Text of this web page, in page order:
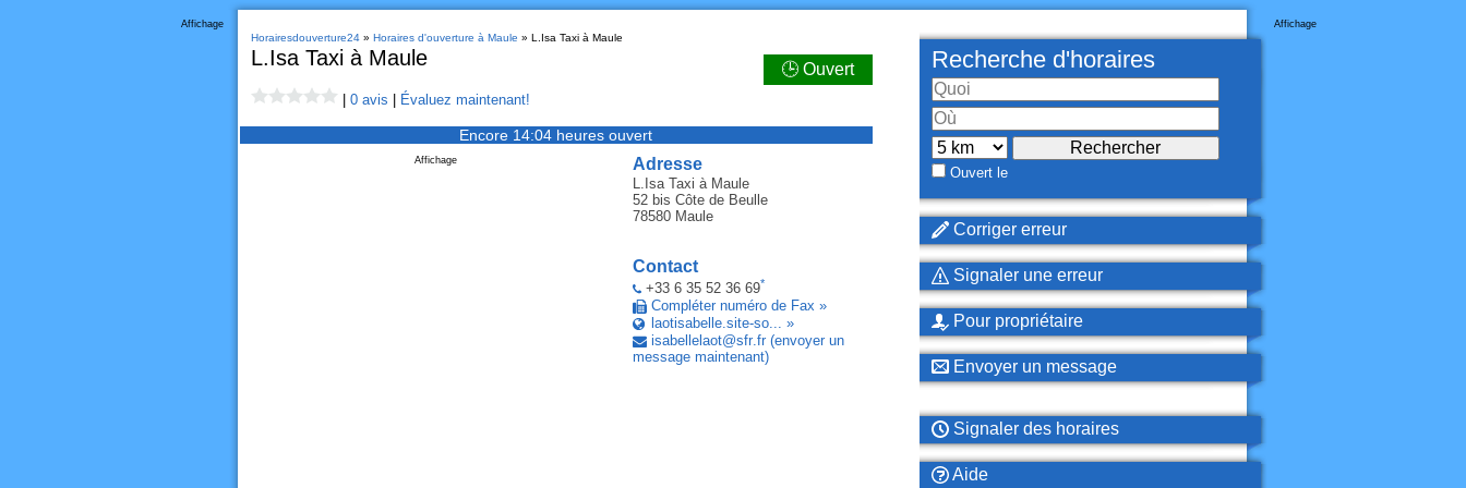
Affichage
Horairesdouverture24» Horaires d'ouverture à Maule » L.Isa Taxi à Maule
L.Isa Taxi à Maule 🕒 Ouvert
0 avis Évaluez maintenant!
Encore 14:04 heures ouvert
Adresse
L.Isa Taxi à Maule
52 bis Côte de Beulle
78580 Maule
Contact
+33 6 35 52 36 69*
Compléter numéro de Fax »
laotisabelle.site-so... »
isabellelaot@sfr.fr (envoyer un
message maintenant)
Affichage
Affichage
Recherche d'horaires
Ouvert le
Corriger erreur
Signaler une erreur
Pour propriétaire
Envoyer un message
Signaler des horaires
Aide